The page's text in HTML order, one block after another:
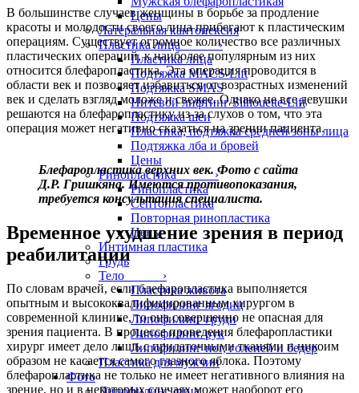
Цены
Латеральная кантопексия
Пластика лица ›
Пластика лица
Подтяжка MACS-Lift
Подтяжка SMAS
Нитевой лифтинг Silhouette-Lift
Подтяжка шеи
Пластика, подтяжка средней зоны лица
Подтяжка лба и бровей
Цены
Ринопластика ›
Ринопластика
Септопластика
Повторная ринопластика
Цены
Интимная пластика
Грудь
Тело ›
Пластика живота
Липофилинг ягодиц
Липофилинг груди
Липофилинг рук
Липофилинг ног, голеней и бедер
Пластика для мужчин
Фото
В большинстве случаев женщины в борьбе за продление
красоты и молодости своего лица прибегают к пластическим
операциям. Существует огромное количество все различных
пластических операций, к наиболее популярным из них
относится блефаропластика. Эта операция проводится в
области век и позволяет избавиться от возрастных изменений
век и сделать взгляд моложе и свежее. Однако не все девушки
решаются на блефаропластику из-за слухов о том, что эта
операция может негативно сказаться на зрении пациента.
Блефаропластика верхних век. Фото с сайта
Д.Р. Гришкяна. Имеются противопоказания,
требуется консультация специалиста.
Временное ухудшение зрения в период
реабилитации
По словам врачей, если блефаропластика выполняется
опытным и высококвалифицированным хирургом в
современной клинике, то она совершенно не опасная для
зрения пациента. В процессе проведения блефаропластики
хирург имеет дело лишь с придаточными тканями и никоим
образом не касается самого глазного яблока. Поэтому
блефаропластика не только не имеет негативного влияния на
зрение, но и в некоторых случаях может наоборот его